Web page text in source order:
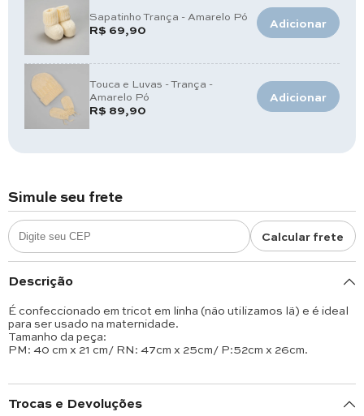
Sapatinho Trança - Amarelo Pó
R$ 69,90 Adicionar
Touca e Luvas - Trança -
Amarelo Pó
R$ 89,90
Adicionar
Simule seu frete
Calcular frete
Descrição
É confeccionado em tricot em linha (não utilizamos lã) e é ideal
para ser usado na maternidade.
Tamanho da peça:
PM: 40 cm x 21 cm/ RN: 47cm x 25cm/ P:52cm x 26cm.
Trocas e Devoluções